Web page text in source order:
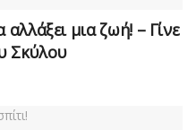
μια ζωή! – Γίνε
Σκύλου